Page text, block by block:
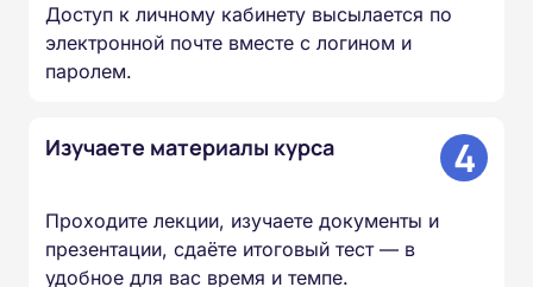
Доступ к личному кабинету высылается по
электронной почте вместе с логином и
паролем.
Изучаете материалы курса 4
Проходите лекции, изучаете документы и
презентации, сдаёте итоговый тест — в
удобное для вас время и темпе.